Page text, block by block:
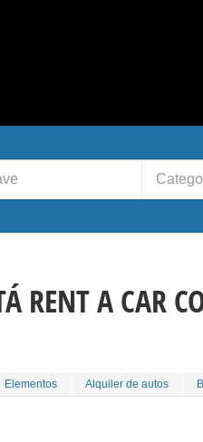
RENT A CAR
Elementos Alquiler de autos